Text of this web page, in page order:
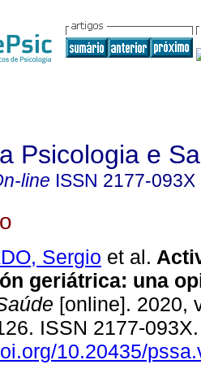
Psicologia e
line ISSN 2177-093X
Sergio et al.
geriátrica: una
[online]. 2020,
ISSN 2177-
10.20435/